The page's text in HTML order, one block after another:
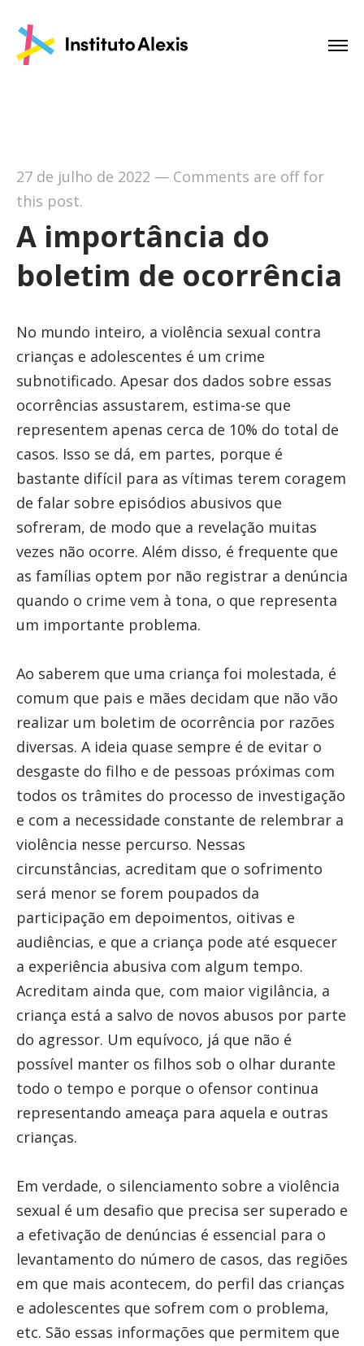
27 de julho de 2022 — Comments are off for
this post.
A importância do
boletim de ocorrência
No mundo inteiro, a violência sexual contra
crianças e adolescentes é um crime
subnotificado. Apesar dos dados sobre essas
ocorrências assustarem, estima-se que
representem apenas cerca de 10% do total de
casos. Isso se dá, em partes, porque é
bastante difícil para as vítimas terem coragem
de falar sobre episódios abusivos que
sofreram, de modo que a revelação muitas
vezes não ocorre. Além disso, é frequente que
as famílias optem por não registrar a denúncia
quando o crime vem à tona, o que representa
um importante problema.
Ao saberem que uma criança foi molestada, é
comum que pais e mães decidam que não vão
realizar um boletim de ocorrência por razões
diversas. A ideia quase sempre é de evitar o
desgaste do filho e de pessoas próximas com
todos os trâmites do processo de investigação
e com a necessidade constante de relembrar a
violência nesse percurso. Nessas
circunstâncias, acreditam que o sofrimento
será menor se forem poupados da
participação em depoimentos, oitivas e
audiências, e que a criança pode até esquecer
a experiência abusiva com algum tempo.
Acreditam ainda que, com maior vigilância, a
criança está a salvo de novos abusos por parte
do agressor. Um equívoco, já que não é
possível manter os filhos sob o olhar durante
todo o tempo e porque o ofensor continua
representando ameaça para aquela e outras
crianças.
Em verdade, o silenciamento sobre a violência
sexual é um desafio que precisa ser superado e
a efetivação de denúncias é essencial para o
levantamento do número de casos, das regiões
em que mais acontecem, do perfil das crianças
e adolescentes que sofrem com o problema,
etc. São essas informações que permitem que